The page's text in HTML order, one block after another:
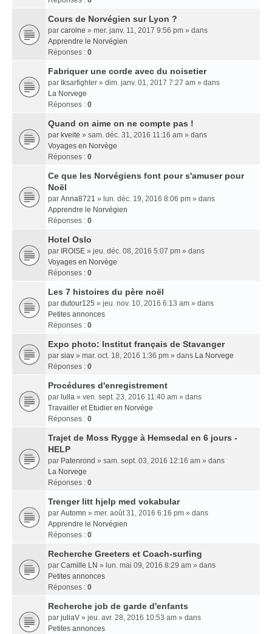
Cours de Norvégien sur Lyon ?
par carolne » mer. janv. 11, 2017 9:56 pm » dans
Apprendre le Norvégien
Réponses : 0
Fabriquer une corde avec du noisetier
par Iksarfighter » dim. janv. 01, 2017 7:27 am » dans
La Norvege
Réponses : 0
Quand on aime on ne compte pas !
par kveite » sam. déc. 31, 2016 11:16 am » dans
Voyages en Norvège
Réponses : 0
Ce que les Norvégiens font pour s'amuser pour
Noël
par Anna8721 » lun. déc. 19, 2016 8:06 pm » dans
Apprendre le Norvégien
Réponses : 0
Hotel Oslo
par IROISE » jeu. déc. 08, 2016 5:07 pm » dans
Voyages en Norvège
Réponses : 0
Les 7 histoires du père noël
par dutour125 » jeu. nov. 10, 2016 6:13 am » dans
Petites annonces
Réponses : 0
Expo photo: Institut français de Stavanger
par siav » mar. oct. 18, 2016 1:36 pm » dans La Norvege
Réponses : 0
Procédures d'enregistrement
par lulla » ven. sept. 23, 2016 11:40 am » dans
Travailler et Etudier en Norvège
Réponses : 0
Trajet de Moss Rygge à Hemsedal en 6 jours -
HELP
par Patenrond » sam. sept. 03, 2016 12:16 am » dans
La Norvege
Réponses : 0
Trenger litt hjelp med vokabular
par Automn » mer. août 31, 2016 6:16 pm » dans
Apprendre le Norvégien
Réponses : 0
Recherche Greeters et Coach-surfing
par Camille LN » lun. mai 09, 2016 8:29 am » dans
Petites annonces
Réponses : 0
Recherche job de garde d'enfants
par juliaV » jeu. avr. 28, 2016 10:53 am » dans
Petites annonces